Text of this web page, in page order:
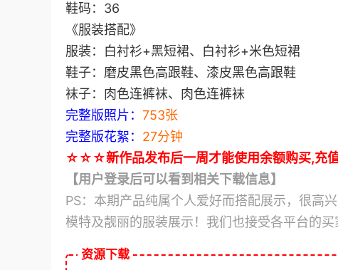
鞋码：36
《服装搭配》
服装：白衬衫+黑短裙、白衬衫+米色短裙
鞋子：磨皮黑色高跟鞋、漆皮黑色高跟鞋
袜子：肉色连裤袜、肉色连裤袜
完整版照片： 753张
完整版花絮： 27分钟
☆☆☆新作品发布后一周才能使用余额购买,充
【用户登录后可以看到相关下载信息】
PS：本期产品纯属个人爱好而搭配展示，很高
模特及靓丽的服装展示！我们也接受各平台的
资源下载